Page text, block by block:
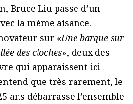
Bruce Liu passe d’un
la même aisance.
sur «Une barque sur
des cloches», deux des
qui apparaissent ici
que très rarement, le
ans débarrasse l’ensemble